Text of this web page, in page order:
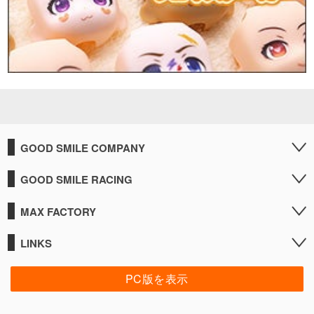
GOOD SMILE COMPANY
GOOD SMILE RACING
MAX FACTORY
LINKS
PC版を表示